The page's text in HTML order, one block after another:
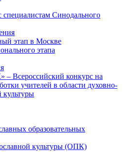
специалистам Синодального
этап в Москве
этапа
– Всероссийский конкурс на
учителей в области духовно-
культуры
образовательных
культуры (ОПК)